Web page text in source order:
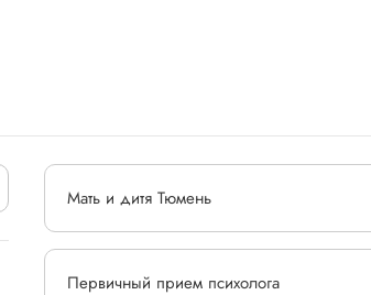
Мать и дитя Тюмень
Первичный прием психолога